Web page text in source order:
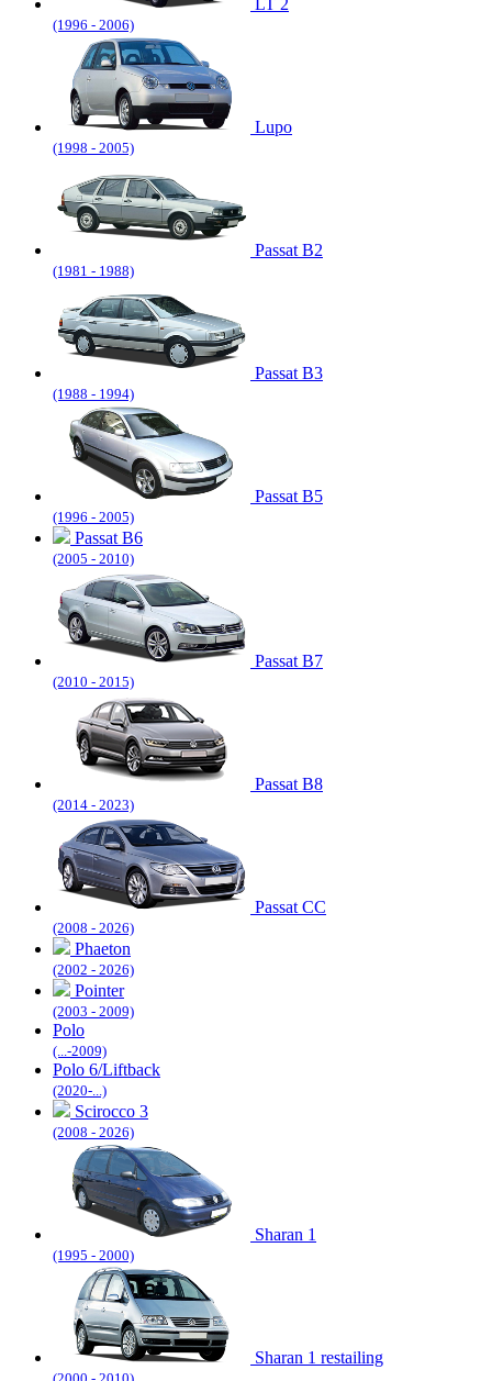
(1996 - 2006)
Lupo
(1998 - 2005)
Passat B2
(1981 - 1988)
Passat B3
(1988 - 1994)
Passat B5
(1996 - 2005)
Passat B6
(2005 - 2010)
Passat B7
(2010 - 2015)
Passat B8
(2014 - 2023)
Passat CC
(2008 - 2026)
Phaeton
(2002 - 2026)
Pointer
(2003 - 2009)
Polo
(...-2009)
Polo 6/Liftback
(2020-...)
Scirocco 3
(2008 - 2026)
Sharan 1
(1995 - 2000)
Sharan 1 restailing